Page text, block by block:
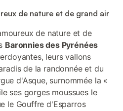
de nature et de grand air
de nature et de
Baronnies des Pyrénées
leurs vallons
de la randonnée et du
d'Asque, surnommée la «
ses gorges moussues le
le Gouffre d'Esparros